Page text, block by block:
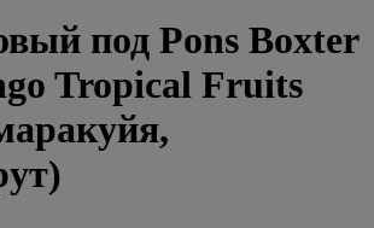
под Pons Boxter
Tropical Fruits